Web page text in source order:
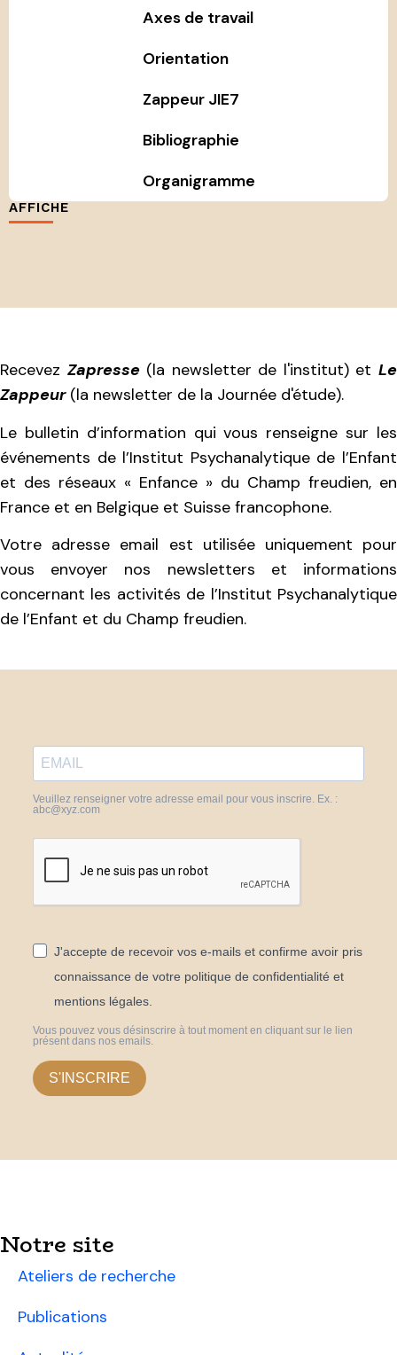
Axes de travail
Orientation
Zappeur JIE7
Bibliographie
Organigramme
AFFICHE
Recevez Zapresse(la newsletter de l'institut) etLe
Zappeur(la newsletter de la Journée d'étude).
Le bulletin d’information qui vous renseigne sur les
événements de l’Institut Psychanalytique de l’Enfant
et des réseaux « Enfance » du Champ freudien, en
France et en Belgique et Suisse francophone.
Votre adresse email est utilisée uniquement pour
vous envoyer nos newsletters et informations
concernant les activités de l’Institut Psychanalytique
de l’Enfant et du Champ freudien.
Veuillez renseigner votre adresse email pour vous inscrire. Ex. :
abc@xyz.com
J'accepte de recevoir vos e-mails et confirme avoir pris
connaissance de votre politique de confidentialité et
mentions légales.
Vous pouvez vous désinscrire à tout moment en cliquant sur le lien
présent dans nos emails.
S'INSCRIRE
Notre site
Ateliers de recherche
Publications